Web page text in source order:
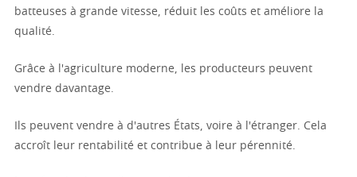
batteuses à grande vitesse, réduit les coûts et améliore la
qualité.
Grâce à l'agriculture moderne, les producteurs peuvent
vendre davantage.
Ils peuvent vendre à d'autres États, voire à l'étranger. Cela
accroît leur rentabilité et contribue à leur pérennité.